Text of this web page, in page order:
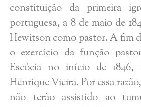
constituição da primeira
portuguesa, a 8 de maio de
Hewitson como pastor. A fim
o exercício da função
Escócia no início de 1846,
Henrique Vieira. Por essa
não terão assistido ao